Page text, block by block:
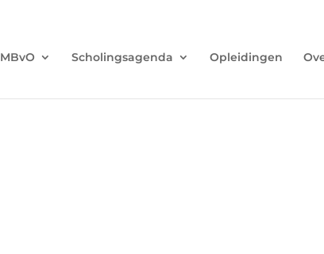
MBvO Scholingsagenda Opleidingen